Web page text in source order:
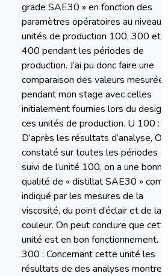
grade SAE30 » en fonction des
paramètres opératoires au niveau
unités de production 100, 300 et
400 pendant les périodes de
production. J’ai pu donc faire une
comparaison des valeurs mesurées
pendant mon stage avec celles
initialement fournies lors du
ces unités de production. U 100 :
D’après les résultats d’analyse,
constaté sur toutes les périodes
suivi de l’unité 100, on a une bonne
qualité de « distillat SAE30 »
indiqué par les mesures de la
viscosité, du point d’éclair et de la
couleur. On peut conclure que
unité est en bon fonctionnement. U
300 : Concernant cette unité les
résultats de des analyses